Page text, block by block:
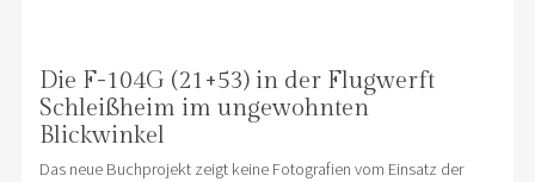
Die F-104G (21+53) in der Flugwerft
Schleißheim im ungewohnten
Blickwinkel
Das neue Buchprojekt zeigt keine Fotografien vom Einsatz der